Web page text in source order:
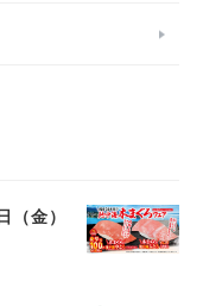
（金）